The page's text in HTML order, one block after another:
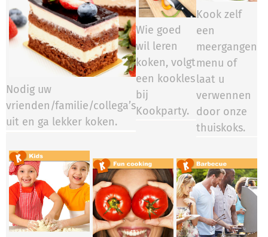
Nodig uw
vrienden/familie/collega’s
uit en ga lekker koken.
Wie goed
wil leren
koken, volgt
een kookles
bij
Kookparty.​​​​
Kook zelf
een
meergangen
menu of
laat u
verwennen
door onze
thuiskoks.